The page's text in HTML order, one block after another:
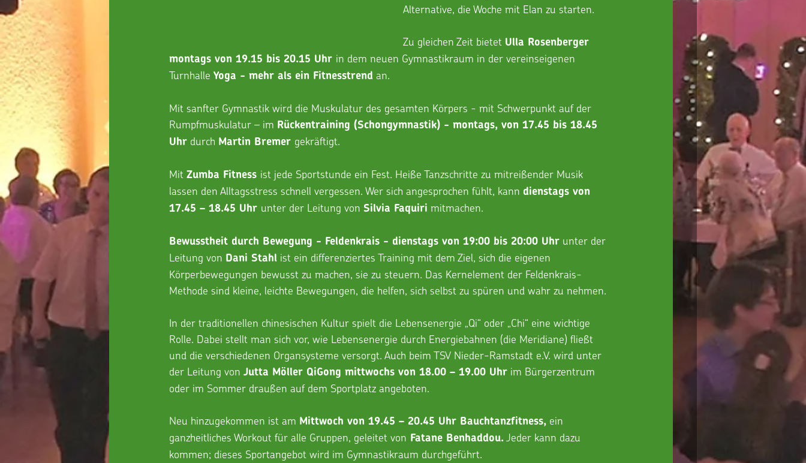
Alternative, die Woche mit Elan zu starten.
Zu gleichen Zeit bietet Ulla Rosenberger
montags von 19.15 bis 20.15 Uhr in dem neuen Gymnastikraum in der vereinseigenen
Turnhalle Yoga - mehr als ein Fitnesstrend an.
Mit sanfter Gymnastik wird die Muskulatur des gesamten Körpers - mit Schwerpunkt auf der
Rumpfmuskulatur – im Rückentraining (Schongymnastik) - montags, von 17.45 bis 18.45
Uhr durch Martin Bremer gekräftigt.
Mit Zumba Fitness ist jede Sportstunde ein Fest. Heiße Tanzschritte zu mitreißender Musik
lassen den Alltagsstress schnell vergessen. Wer sich angesprochen fühlt, kann dienstags von
17.45 – 18.45 Uhr unter der Leitung von Silvia Faquiri mitmachen.
Bewusstheit durch Bewegung - Feldenkrais - dienstags von 19:00 bis 20:00 Uhr unter der
Leitung von Dani Stahl ist ein differenziertes Training mit dem Ziel, sich die eigenen
Körperbewegungen bewusst zu machen, sie zu steuern. Das Kernelement der Feldenkrais-
Methode sind kleine, leichte Bewegungen, die helfen, sich selbst zu spüren und wahr zu nehmen.
In der traditionellen chinesischen Kultur spielt die Lebensenergie „Qi“ oder „Chi“ eine wichtige
Rolle. Dabei stellt man sich vor, wie Lebensenergie durch Energiebahnen (die Meridiane) fließt
und die verschiedenen Organsysteme versorgt. Auch beim TSV Nieder-Ramstadt e.V. wird unter
der Leitung von Jutta Möller QiGong mittwochs von 18.00 – 19.00 Uhr im Bürgerzentrum
oder im Sommer draußen auf dem Sportplatz angeboten.
Neu hinzugekommen ist am Mittwoch von 19.45 – 20.45 Uhr Bauchtanzfitness, ein
ganzheitliches Workout für alle Gruppen, geleitet von Fatane Benhaddou. Jeder kann dazu
kommen; dieses Sportangebot wird im Gymnastikraum durchgeführt.